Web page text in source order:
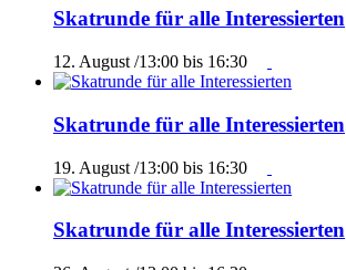
Skatrunde für alle Interessierten
12. August /13:00 bis 16:30
Skatrunde für alle Interessierten
19. August /13:00 bis 16:30
Skatrunde für alle Interessierten